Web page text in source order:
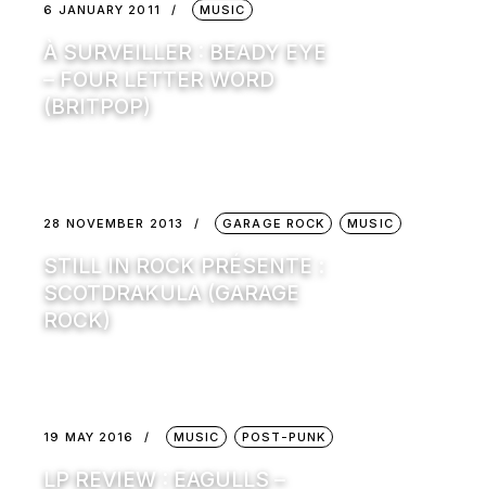
6 JANUARY 2011 MUSIC
À SURVEILLER : BEADY EYE
– FOUR LETTER WORD
(BRITPOP)
28 NOVEMBER 2013 GARAGE ROCK MUSIC
STILL IN ROCK PRÉSENTE :
SCOTDRAKULA (GARAGE
ROCK)
19 MAY 2016 MUSIC POST-PUNK
LP REVIEW : EAGULLS –